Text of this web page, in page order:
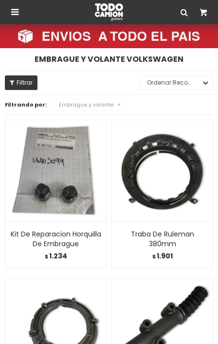

EMBRAGUE Y VOLANTE VOLKSWAGEN
Recomendados
Filtrando por: Embrague y volante
Kit De Reparacion Horquilla
De Embrague
$1.234
Traba De Ruleman
380mm
$1.901